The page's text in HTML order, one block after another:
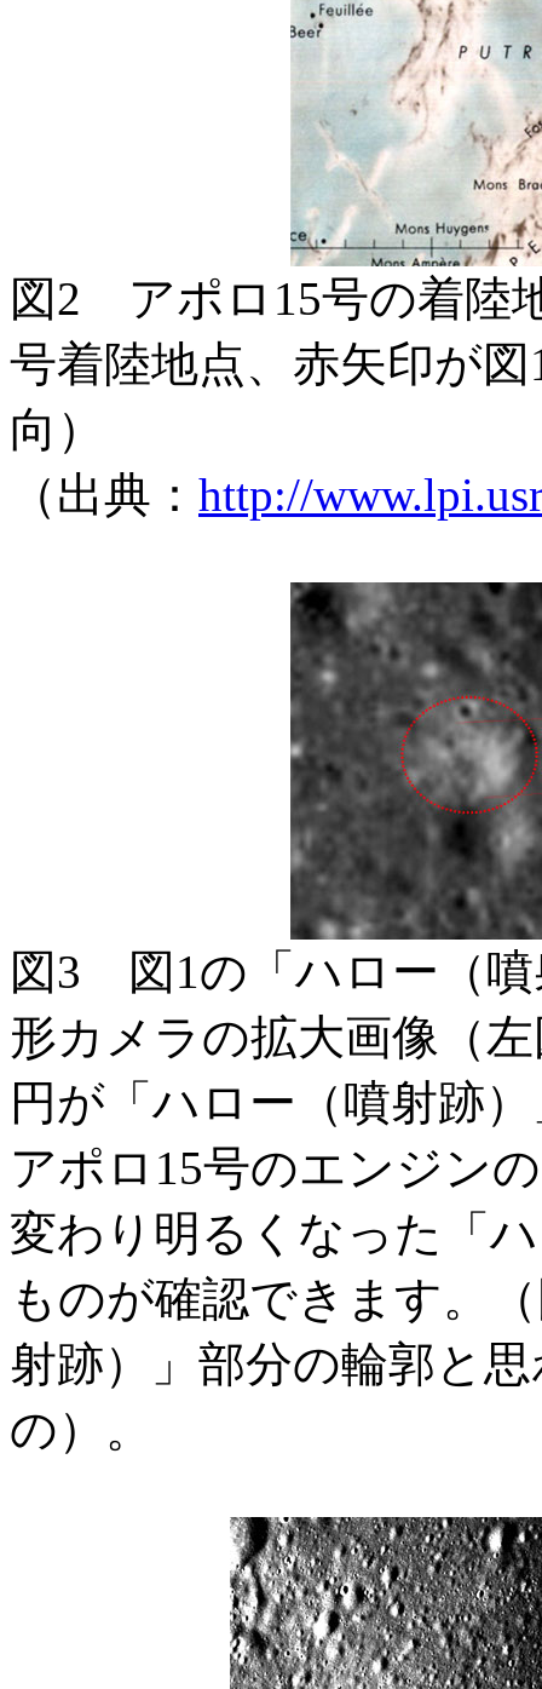
図2 アポロ15号の着陸
号着陸地点、赤矢印が
向）
（出典： http://
図3 図1の「ハロー（
形カメラの拡大画像（
円が「ハロー（噴射跡
アポロ15号のエンジン
変わり明るくなった「
ものが確認できます。
射跡）」部分の輪郭と
の）。